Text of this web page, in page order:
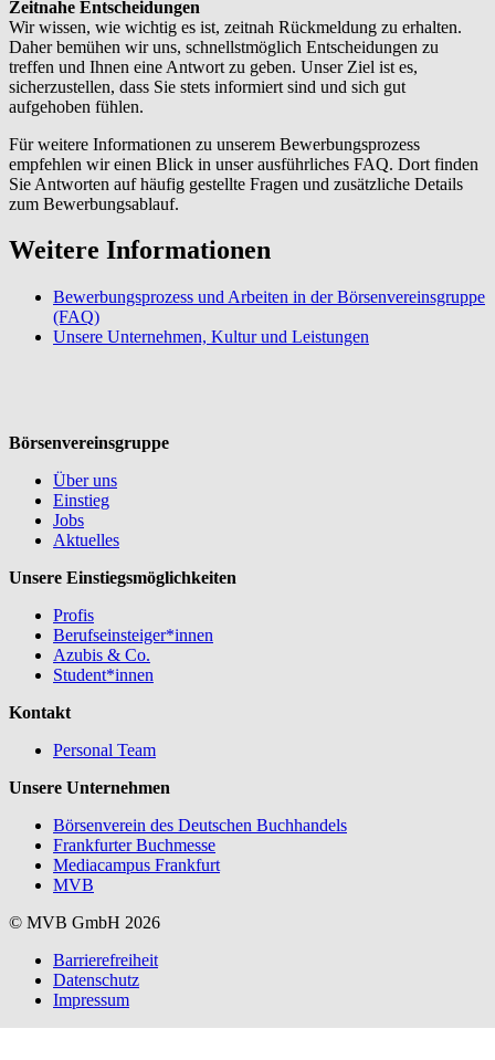
Zeitnahe Entscheidungen
Wir wissen, wie wichtig es ist, zeitnah Rückmeldung zu erhalten.
Daher bemühen wir uns, schnellstmöglich Entscheidungen zu
treffen und Ihnen eine Antwort zu geben. Unser Ziel ist es,
sicherzustellen, dass Sie stets informiert sind und sich gut
aufgehoben fühlen.
Für weitere Informationen zu unserem Bewerbungsprozess
empfehlen wir einen Blick in unser ausführliches FAQ. Dort finden
Sie Antworten auf häufig gestellte Fragen und zusätzliche Details
zum Bewerbungsablauf.
Weitere Informationen
Bewerbungsprozess und Arbeiten in der Börsenvereinsgruppe
(FAQ)
Unsere Unternehmen, Kultur und Leistungen
Börsenvereinsgruppe
Über uns
Einstieg
Jobs
Aktuelles
Unsere Einstiegsmöglichkeiten
Profis
Berufseinsteiger*innen
Azubis & Co.
Student*innen
Kontakt
Personal Team
Unsere Unternehmen
Börsenverein des Deutschen Buchhandels
Frankfurter Buchmesse
Mediacampus Frankfurt
MVB
© MVB GmbH 2026
Barrierefreiheit
Datenschutz
Impressum